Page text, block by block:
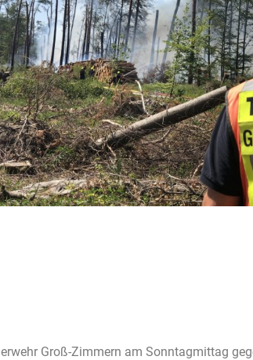
Groß-Zimmern am Sonntagmittag